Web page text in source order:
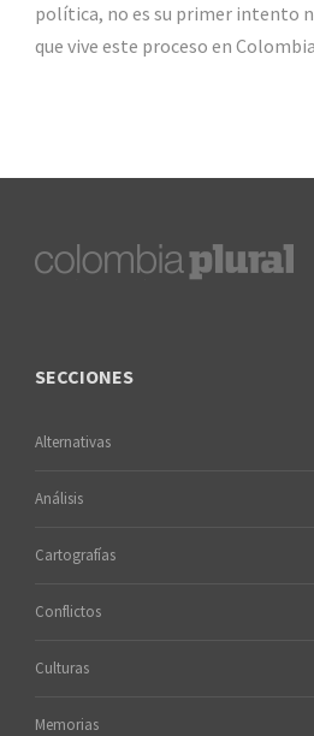
política, no es su primer intento
que vive este proceso en
SECCIONES
Alternativas
Análisis
Cartografías
Conflictos
Culturas
Memorias